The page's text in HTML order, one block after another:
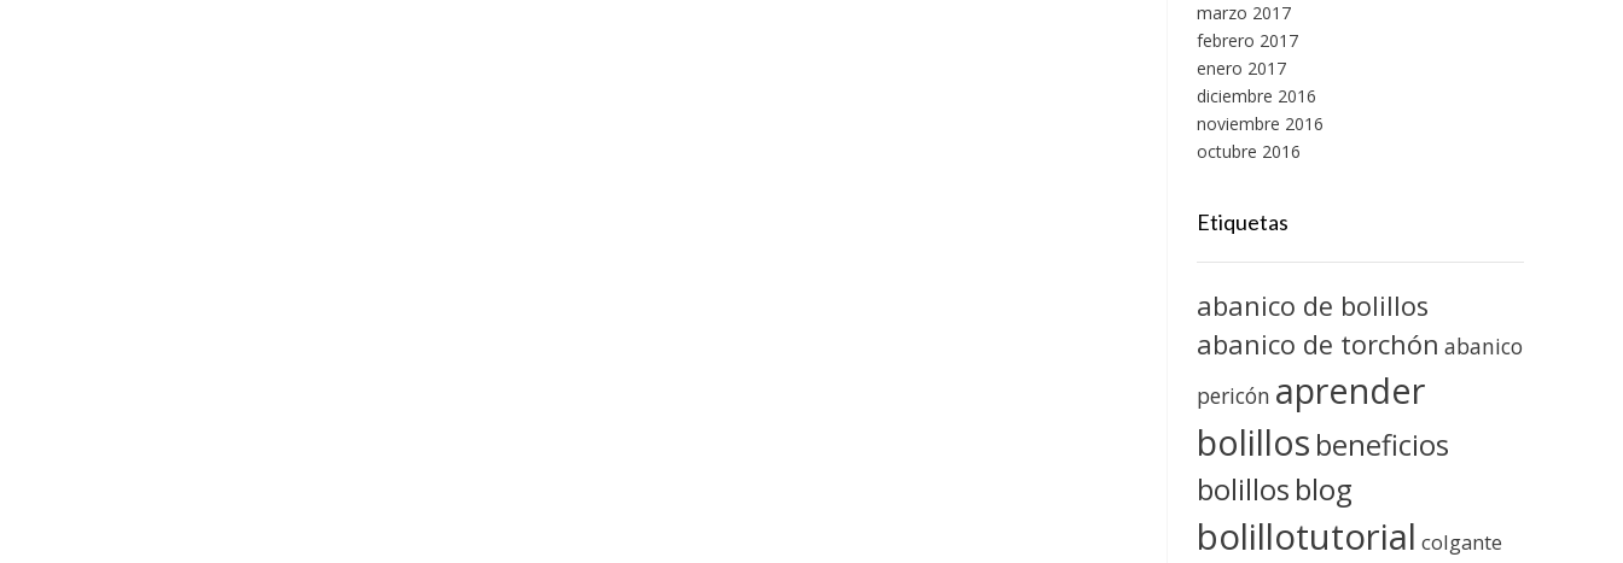
marzo 2017
febrero 2017
enero 2017
diciembre 2016
noviembre 2016
octubre 2016
Etiquetas
abanico de bolillos
abanico de torchón abanico
pericón aprender
bolillos beneficios
bolillos blog
bolillotutorial colgante